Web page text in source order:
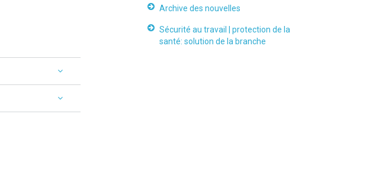
Archive des nouvelles
Sécurité au travail | protection de la
santé: solution de la branche